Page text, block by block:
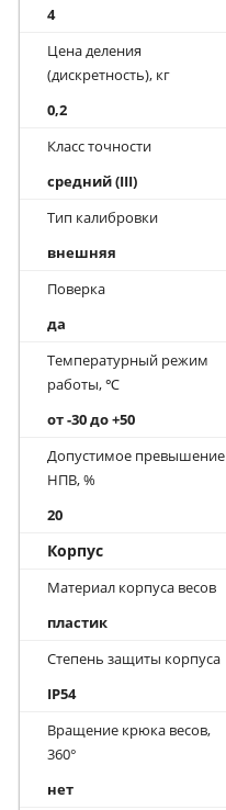
4
Цена деления
(дискретность), кг
0,2
Класс точности
средний (III)
Тип калибровки
внешняя
Поверка
да
Температурный режим
работы, ℃
от -30 до +50
Допустимое превышение
НПВ, %
20
Корпус
Материал корпуса весов
пластик
Степень защиты корпуса
IP54
Вращение крюка весов,
360°
нет